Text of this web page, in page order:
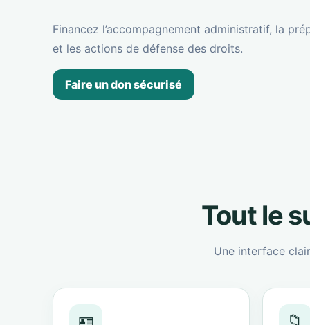
Financez l’accompagnement administratif, la
et les actions de défense des droits.
Faire un don sécurisé
Tout le
Une interface
🪪 📁